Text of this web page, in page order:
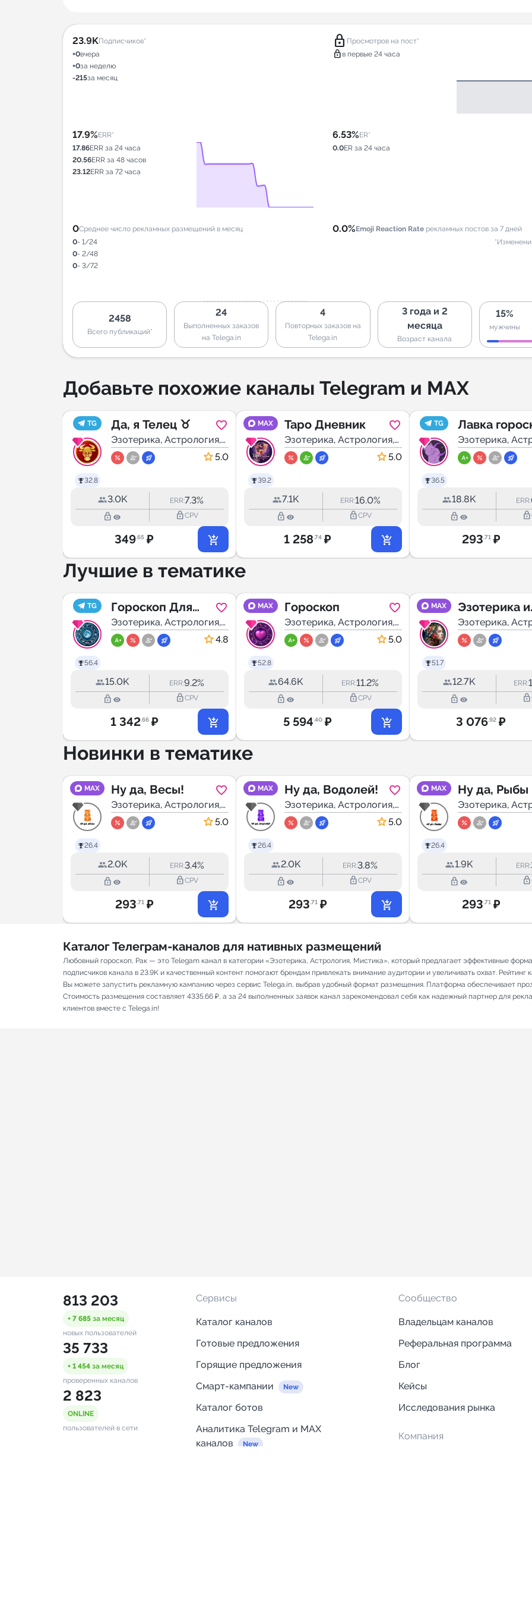
23.9KПодписчиков*
+0вчера
+0за неделю
-215за месяц
lock Просмотров на пост*
lock в первые 24 часа
17.9%ERR*
17.86ERR за 24 часа
20.56ERR за 48 часов
23.12ERR за 72 часа
6.53%ER*
0.0ER за 24 часа
0Среднее число рекламных размещений в месяц
0- 1/24
0- 2/48
0- 3/72
0.0%Emoji Reaction Rate рекламных постов за 7 дней
2458
Всего публикаций*
24
Выполненных заказов
на Telega.in
4
Повторных заказов на
Telega.in
3 года и 2
месяца
Возраст канала
15%
мужчины
Добавьте похожие каналы Telegram и MAX
TG
32.8
Да, я Телец ♉️
Эзотерика, Астрология,
Мистика
5.0
3.0K ERR:7.3%
lock_outline lock_outlineCPV
349.65 ₽
MAX
39.2
Таро Дневник
Эзотерика, Астрология,
Мистика
5.0
7.1K ERR:16.0%
lock_outline lock_outlineCPV
1 258.74 ₽
TG
36.5
Лавка
Эзотерика,
Мистика
18.8K ERR:
lock_outline lock_outline
293.71 ₽
Лучшие в тематике
TG
56.4
Гороскоп Для
Всех
Эзотерика, Астрология,
Мистика
4.8
15.0K ERR:9.2%
lock_outline lock_outlineCPV
1 342.66 ₽
MAX
52.8
Гороскоп
Эзотерика, Астрология,
Мистика
5.0
64.6K ERR:11.2%
lock_outline lock_outlineCPV
5 594.40 ₽
MAX
51.7
Эзотерика и
Психология
Эзотерика,
Мистика
12.7K ERR:
lock_outline lock_outline
3 076.92 ₽
Новинки в тематике
MAX
26.4
Ну да, Весы!
Эзотерика, Астрология,
Мистика
5.0
2.0K ERR:3.4%
lock_outline lock_outlineCPV
293.71 ₽
MAX
26.4
Ну да, Водолей!
Эзотерика, Астрология,
Мистика
5.0
2.0K ERR:3.8%
lock_outline lock_outlineCPV
293.71 ₽
MAX
26.4
Ну да, Рыбы
Эзотерика,
Мистика
1.9K ERR:
lock_outline lock_outline
293.71 ₽
Каталог Телеграм-каналов для нативных размещений
Любовный гороскоп, Рак — это Telegam канал в категории «Эзотерика, Астрология, Мистика», который предлагает эффективные
подписчиков канала в 23.9K и качественный контент помогают брендам привлекать внимание аудитории и увеличивать охват.
Вы можете запустить рекламную кампанию через сервис Telega.in, выбрав удобный формат размещения. Платформа обеспечивает
Стоимость размещения составляет 4335.66 ₽, а за 24 выполненных заявок канал зарекомендовал себя как надежный партнер для
клиентов вместе с Telega.in!
813 203
+ 7 685 за месяц
новых пользователей
35 733
+ 1 454 за месяц
проверенных каналов
2 823
ONLINE
пользователей в сети
Сервисы
Каталог каналов
Готовые предложения
Горящие предложения
Смарт-кампании
Каталог ботов
Аналитика Telegram и MAX
каналов
Сообщество
Владельцам каналов
Реферальная программа
Блог
Кейсы
Исследования рынка
Компания